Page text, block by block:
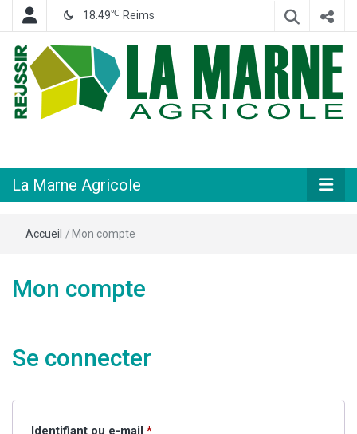
18.49℃ Reims
Agricole
La Marne Agricole
Accueil /Mon compte
Mon compte
Se connecter
Identifiant ou e-mail *Obligatoire